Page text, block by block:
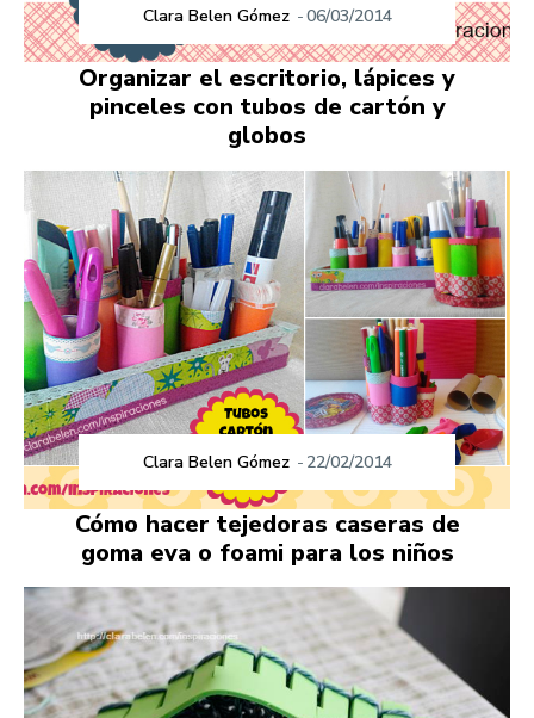
Clara Belen Gómez -06/03/2014
Organizar el escritorio, lápices y
pinceles con tubos de cartón y
globos
Clara Belen Gómez - 22/02/2014
Cómo hacer tejedoras caseras de
goma eva o foami para los niños